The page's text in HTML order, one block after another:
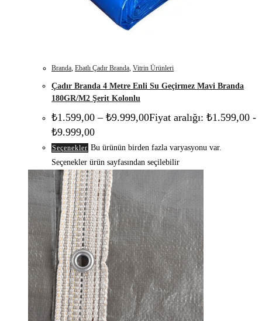
Branda, Ebatlı Çadır Branda, Vitrin Ürünleri
Çadır Branda 4 Metre Enli Su Geçirmez Mavi Branda
180GR/M2 Şerit Kolonlu
₺1.599,00 – ₺9.999,00Fiyat aralığı: ₺1.599,00 -
₺9.999,00
Seçenekler Bu ürünün birden fazla varyasyonu var.
Seçenekler ürün sayfasından seçilebilir